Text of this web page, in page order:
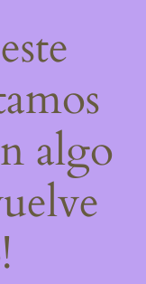
algo